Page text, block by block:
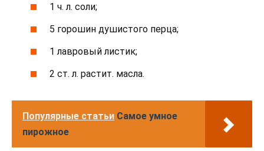
1 ч. л. соли;
5 горошин душистого перца;
1 лавровый листик;
2 ст. л. растит. масла.
Популярные статьи Самое умное
пирожное